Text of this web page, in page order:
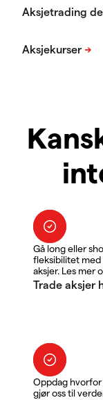
Gå long eller
fleksibilitet
aksjer. Les mer
Oppdag hvorfor
gjør oss til